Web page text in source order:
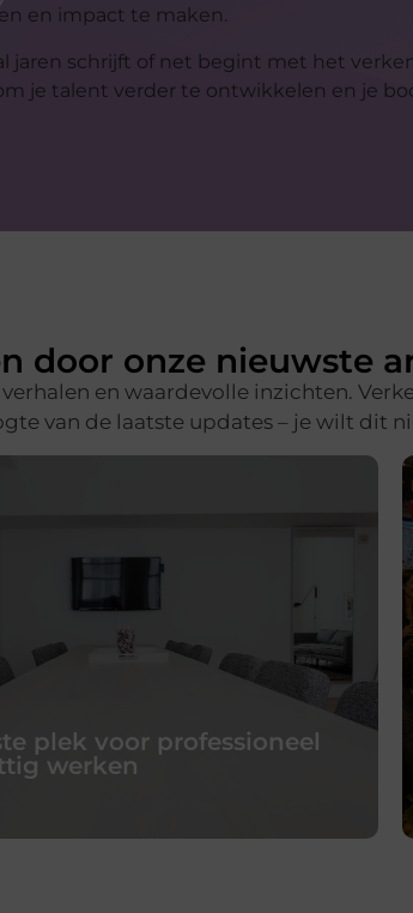
en impact te maken.
jaren schrijft of net begint met het
je talent verder te ontwikkelen en je
door onze nieuwste
en waardevolle inzichten.
van de laatste updates – je wilt dit
plek voor professioneel
werken